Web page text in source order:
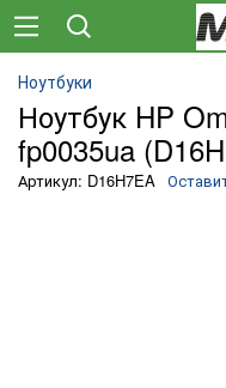
Ноутбуки
Ноутбук HP
fp0035ua
Артикул: D16H7EA